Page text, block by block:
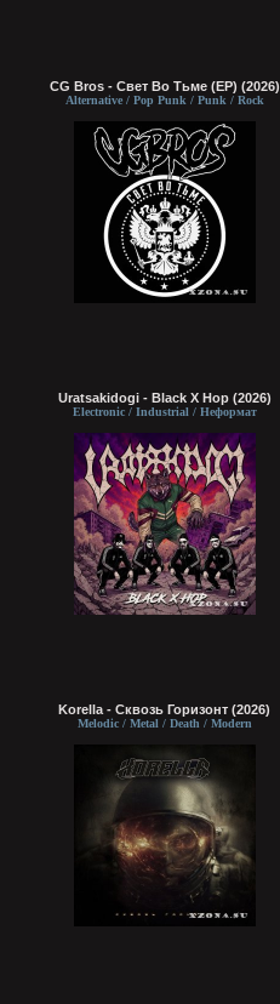
CG Bros - Свет Во Тьме (EP) (2026)
Alternative / Pop Punk / Punk / Rock
Uratsakidogi - Black X Hop (2026)
Electronic / Industrial / Неформат
Korella - Сквозь Горизонт (2026)
Melodic / Metal / Death / Modern